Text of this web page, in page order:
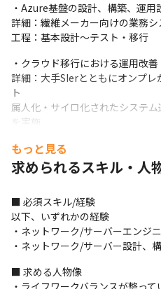
・Azure基盤の設計、構築、運用
詳細：繊維メーカー向けの業務
工程：基本設計～テスト・移行
・クラウド移行における運用改善
詳細：大手SIerとともにオンプレ
ト
属人化・サイロ化されたシステ
を実施
もっと見る
求められるスキル・人
■ 必須スキル/経験
以下、いずれかの経験
・ネットワーク/サーバーエンジ
・ネットワーク/サーバー設計、
■ 求める人物像
・ライフワークバランスが整っ